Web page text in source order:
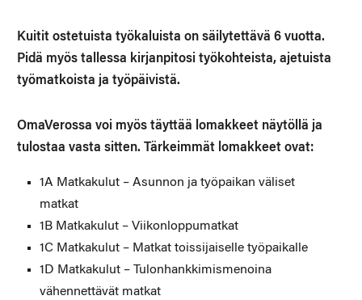
Kuitit ostetuista työkaluista on säilytettävä 6 vuotta.
Pidä myös tallessa kirjanpitosi työkohteista, ajetuista
työmatkoista ja työpäivistä.
OmaVerossa voi myös täyttää lomakkeet näytöllä ja
tulostaa vasta sitten. Tärkeimmät lomakkeet ovat:
1A Matkakulut – Asunnon ja työpaikan väliset
matkat
1B Matkakulut – Viikonloppumatkat
1C Matkakulut – Matkat toissijaiselle työpaikalle
1D Matkakulut – Tulonhankkimismenoina
vähennettävät matkat